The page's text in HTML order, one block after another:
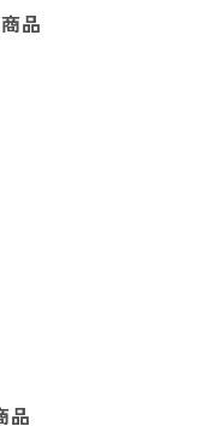
品
品